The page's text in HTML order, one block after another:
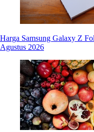
Harga Samsung Galaxy Z
Agustus 2026